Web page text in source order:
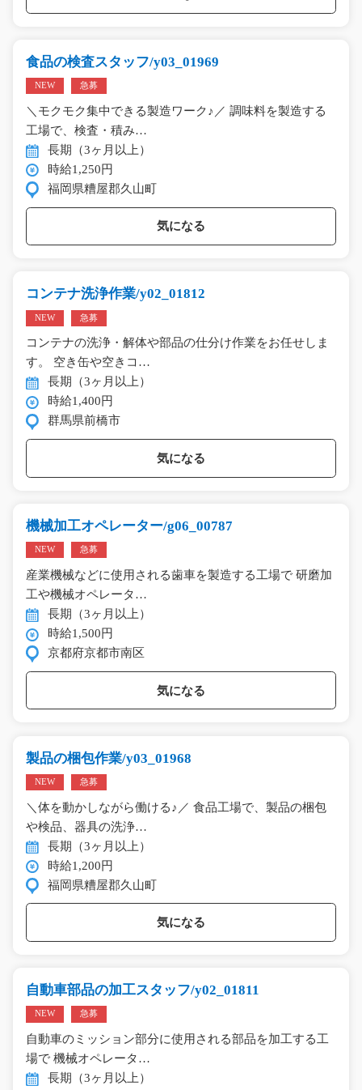
食品の検査スタッフ/y03_01969
NEW 急募
＼モクモク集中できる製造ワーク♪／ 調味料を製造する
工場で、検査・積み…
長期（3ヶ月以上）
時給1,250円
福岡県糟屋郡久山町
気になる
コンテナ洗浄作業/y02_01812
NEW 急募
コンテナの洗浄・解体や部品の仕分け作業をお任せしま
す。 空き缶や空きコ…
長期（3ヶ月以上）
時給1,400円
群馬県前橋市
気になる
機械加工オペレーター/g06_00787
NEW 急募
産業機械などに使用される歯車を製造する工場で 研磨加
工や機械オペレータ…
長期（3ヶ月以上）
時給1,500円
京都府京都市南区
気になる
製品の梱包作業/y03_01968
NEW 急募
＼体を動かしながら働ける♪／ 食品工場で、製品の梱包
や検品、器具の洗浄…
長期（3ヶ月以上）
時給1,200円
福岡県糟屋郡久山町
気になる
自動車部品の加工スタッフ/y02_01811
NEW 急募
自動車のミッション部分に使用される部品を加工する工
場で 機械オペレータ…
長期（3ヶ月以上）